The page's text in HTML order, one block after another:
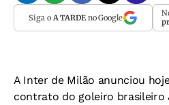
Siga o A TARDEno Google
A Inter de Milão anunciou
contrato do goleiro brasileiro